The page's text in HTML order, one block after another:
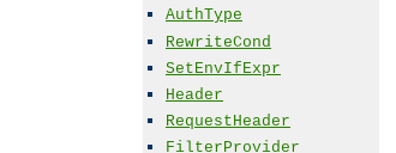
AuthType
RewriteCond
SetEnvIfExpr
Header
RequestHeader
FilterProvider